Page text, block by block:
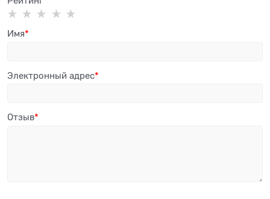
Имя
Электронный адрес
Отзыв